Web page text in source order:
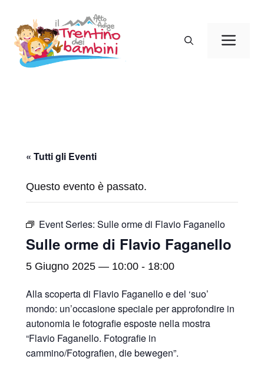
contenuto
« Tutti gli Eventi
Questo evento è passato.
Event Series: Sulle orme di Flavio Faganello
Sulle orme di Flavio Faganello
5 Giugno 2025 — 10:00 - 18:00
Alla scoperta di Flavio Faganello e del ‘suo’
mondo: un’occasione speciale per approfondire in
autonomia le fotografie esposte nella mostra
“Flavio Faganello. Fotografie in
cammino/Fotografien, die bewegen”.